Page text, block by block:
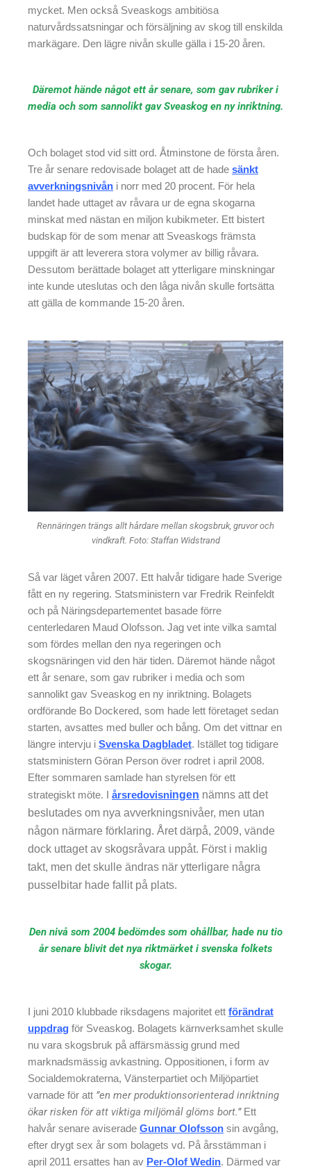
mycket. Men också Sveaskogs ambitiösa
naturvårdssatsningar och försäljning av skog till enskilda
markägare. Den lägre nivån skulle gälla i 15-20 åren.
Däremot hände något ett år senare, som gav rubriker i
media och som sannolikt gav Sveaskog en ny inriktning.
Och bolaget stod vid sitt ord. Åtminstone de första åren.
Tre år senare redovisade bolaget att de hade sänkt
avverkningsnivån i norr med 20 procent. För hela
landet hade uttaget av råvara ur de egna skogarna
minskat med nästan en miljon kubikmeter. Ett bistert
budskap för de som menar att Sveaskogs främsta
uppgift är att leverera stora volymer av billig råvara.
Dessutom berättade bolaget att ytterligare minskningar
inte kunde uteslutas och den låga nivån skulle fortsätta
att gälla de kommande 15-20 åren.
Rennäringen trängs allt hårdare mellan skogsbruk, gruvor och
vindkraft. Foto: Staffan Widstrand
Så var läget våren 2007. Ett halvår tidigare hade Sverige
fått en ny regering. Statsministern var Fredrik Reinfeldt
och på Näringsdepartementet basade förre
centerledaren Maud Olofsson. Jag vet inte vilka samtal
som fördes mellan den nya regeringen och
skogsnäringen vid den här tiden. Däremot hände något
ett år senare, som gav rubriker i media och som
sannolikt gav Sveaskog en ny inriktning. Bolagets
ordförande Bo Dockered, som hade lett företaget sedan
starten, avsattes med buller och bång. Om det vittnar en
längre intervju i Svenska Dagbladet. Istället tog tidigare
statsministern Göran Person över rodret i april 2008.
Efter sommaren samlade han styrelsen för ett
strategiskt möte. I årsredovisningen nämns att det
beslutades om nya avverkningsnivåer, men utan
någon närmare förklaring. Året därpå, 2009, vände
dock uttaget av skogsråvara uppåt. Först i maklig
takt, men det skulle ändras när ytterligare några
pusselbitar hade fallit på plats.
Den nivå som 2004 bedömdes som ohållbar, hade nu tio
år senare blivit det nya riktmärket i svenska folkets
skogar.
I juni 2010 klubbade riksdagens majoritet ett förändrat
uppdrag för Sveaskog. Bolagets kärnverksamhet skulle
nu vara skogsbruk på affärsmässig grund med
marknadsmässig avkastning. Oppositionen, i form av
Socialdemokraterna, Vänsterpartiet och Miljöpartiet
varnade för att ”en mer produktionsorienterad inriktning
ökar risken för att viktiga miljömål glöms bort.”Ett
halvår senare aviserade Gunnar Olofsson sin avgång,
efter drygt sex år som bolagets vd. På årsstämman i
april 2011 ersattes han av Per-Olof Wedin. Därmed var